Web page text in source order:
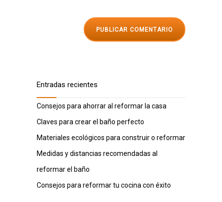
Entradas recientes
Consejos para ahorrar al reformar la casa
Claves para crear el baño perfecto
Materiales ecológicos para construir o reformar
Medidas y distancias recomendadas al
reformar el baño
Consejos para reformar tu cocina con éxito